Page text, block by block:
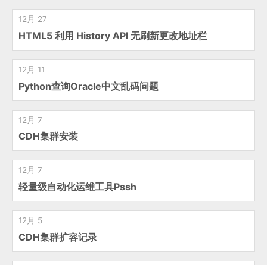
12月 27
HTML5 利用 History API 无刷新更改地址栏
12月 11
Python查询Oracle中文乱码问题
12月 7
CDH集群安装
12月 7
轻量级自动化运维工具Pssh
12月 5
CDH集群扩容记录